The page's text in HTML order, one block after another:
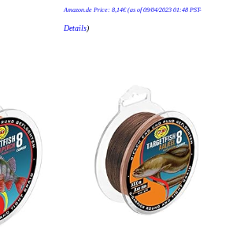
Amazon.de Price: 8,14€(as of 09/04/2023 01:48 PST-
Details)